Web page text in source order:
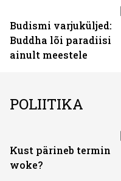
Budismi varjuküljed:
Buddha lõi paradiisi
ainult meestele
POLIITIKA
Kust pärineb termin
woke?